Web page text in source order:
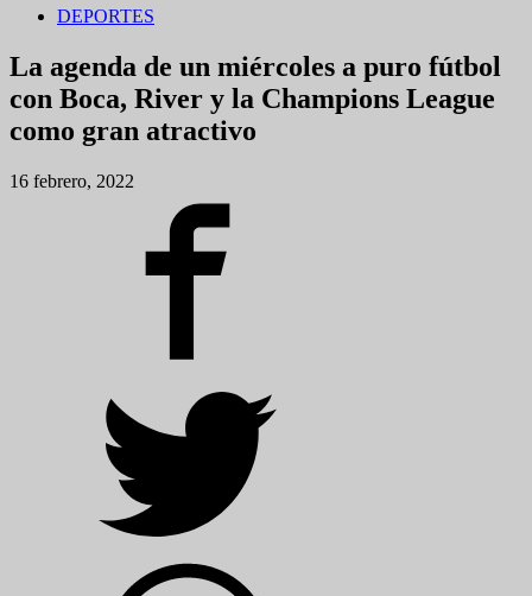
DEPORTES
La agenda de un miércoles a puro fútbol
con Boca, River y la Champions League
como gran atractivo
16 febrero, 2022